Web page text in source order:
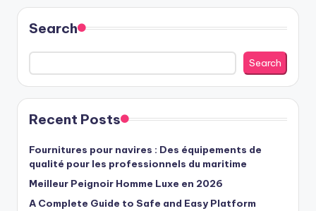
Search
Search
Recent Posts
Fournitures pour navires : Des équipements de
qualité pour les professionnels du maritime
Meilleur Peignoir Homme Luxe en 2026
A Complete Guide to Safe and Easy Platform